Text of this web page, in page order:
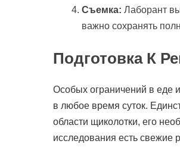
Съемка: Лаборант
важно сохранять
Подготовка К
Особых ограничений в еде
в любое время суток.
области щиколотки, его
исследования есть свежие